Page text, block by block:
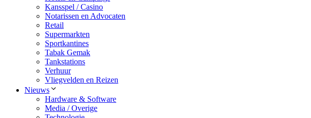
Kansspel / Casino
Notarissen en Advocaten
Retail
Supermarkten
Sportkantines
Tabak Gemak
Tankstations
Verhuur
Vliegvelden en Reizen
Nieuws
Hardware & Software
Media / Overige